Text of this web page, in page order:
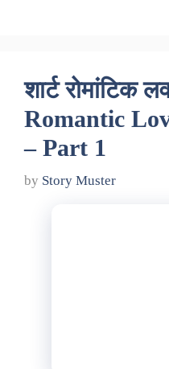
शार्ट रोमांटिक
Romantic
– Part 1
by Story Muster